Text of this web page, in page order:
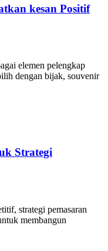
kesan Positif
elemen pelengkap
dengan bijak, souvenir
Strategi
strategi pemasaran
membangun